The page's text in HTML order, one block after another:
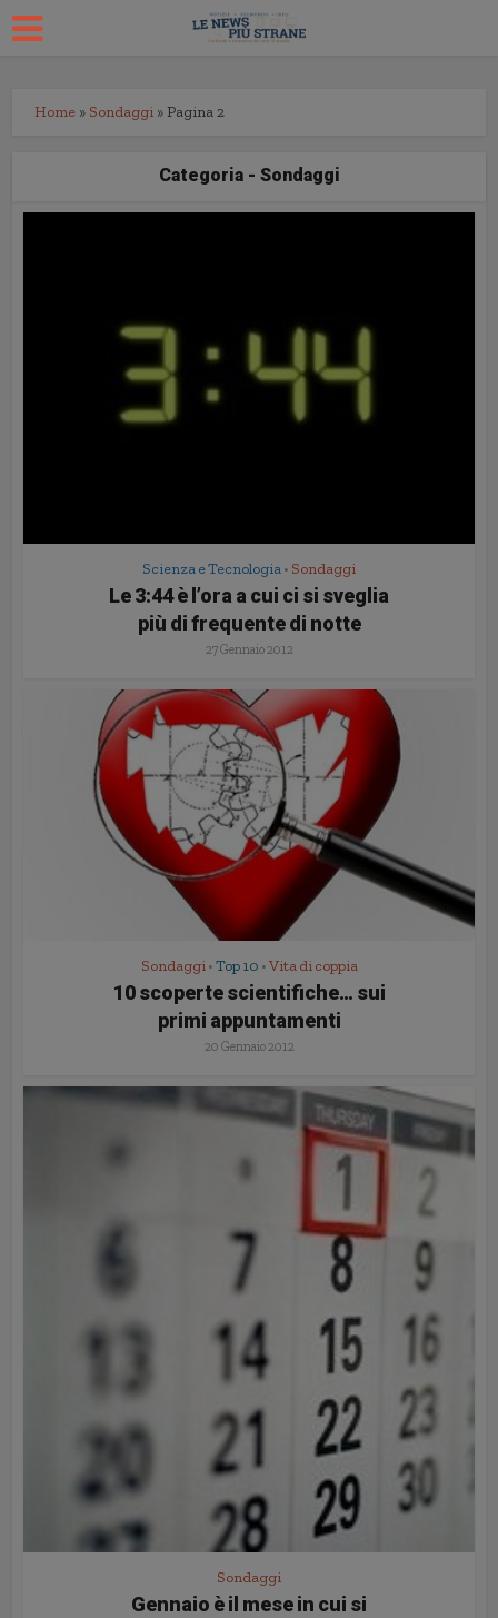
Home » Sondaggi » Pagina 2
Categoria - Sondaggi
Scienza e Tecnologia • Sondaggi
Le 3:44 è l’ora a cui ci si sveglia
più di frequente di notte
27 Gennaio 2012
Sondaggi • Top 10 • Vita di coppia
10 scoperte scientifiche… sui
primi appuntamenti
20 Gennaio 2012
Sondaggi
Gennaio è il mese in cui si